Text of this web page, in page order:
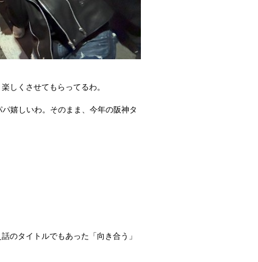
しくさせてもらってるわ。
嬉しいわ。そのまま、今年の阪神タ
のタイトルでもあった「向き合う」